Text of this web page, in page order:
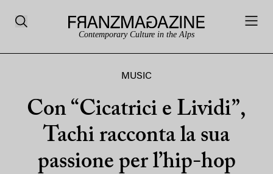
Contemporary Culture in the Alps
MUSIC
Con “Cicatrici e Lividi”,
Tachi racconta la sua
passione per l’hip-hop